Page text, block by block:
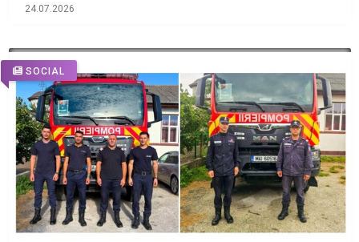
24.07.2026
SOCIAL